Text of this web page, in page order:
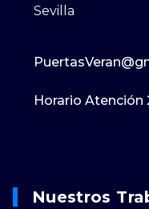
Sevilla
Horario Atención
Nuestros